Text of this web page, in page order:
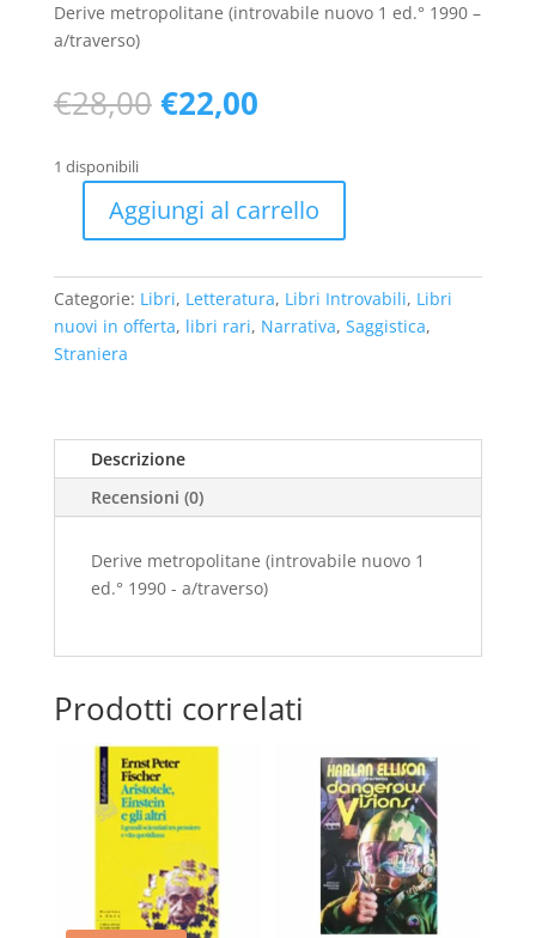
Derive metropolitane (introvabile nuovo 1 ed.° 1990 –
a/traverso)
€28,00 Il
prezzo
era:
€28,00.
€22,00Il
è:
€22,00.
1 disponibili
(introvabile
nuovo
1
ed.
-
a/traverso)
quantità
Aggiungi al carrello
Categorie: Libri, Letteratura, Libri Introvabili, Libri
nuovi in offerta, libri rari, Narrativa, Saggistica,
Straniera
Descrizione
Recensioni (0)
Derive metropolitane (introvabile nuovo 1
ed.° 1990 - a/traverso)
Prodotti correlati